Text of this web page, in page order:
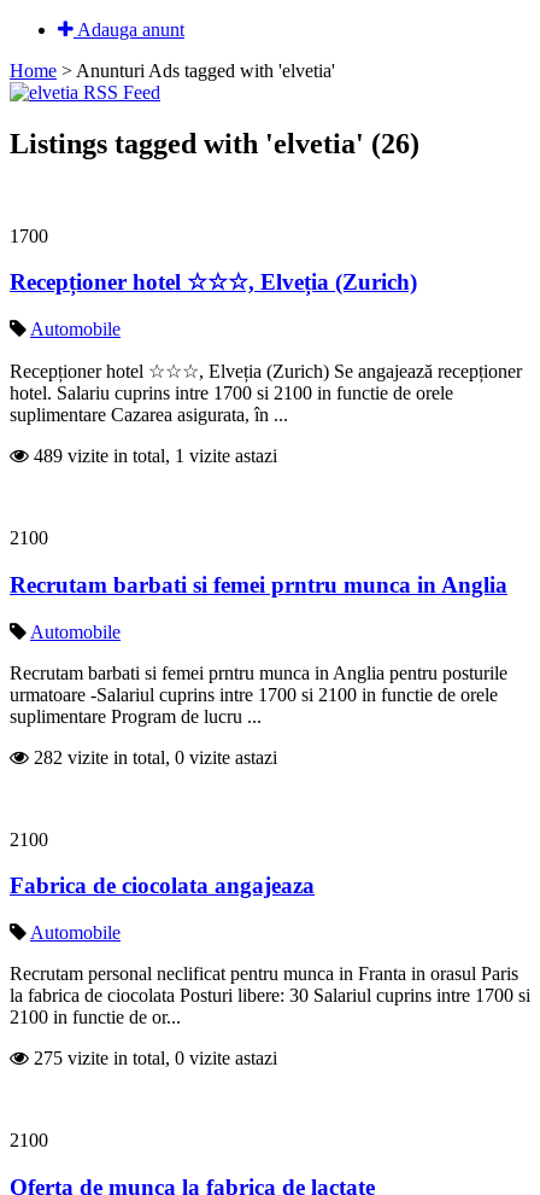
Adauga anunt
Home > Anunturi Ads tagged with 'elvetia'
Listings tagged with 'elvetia' (26)
1700
Recepționer hotel ☆☆☆, Elveția (Zurich)
Automobile
Recepționer hotel ☆☆☆, Elveția (Zurich) Se angajează recepționer
hotel. Salariu cuprins intre 1700 si 2100 in functie de orele
suplimentare Cazarea asigurata, în ...
489 vizite in total, 1 vizite astazi
2100
Recrutam barbati si femei prntru munca in Anglia
Automobile
Recrutam barbati si femei prntru munca in Anglia pentru posturile
urmatoare -Salariul cuprins intre 1700 si 2100 in functie de orele
suplimentare Program de lucru ...
282 vizite in total, 0 vizite astazi
2100
Fabrica de ciocolata angajeaza
Automobile
Recrutam personal neclificat pentru munca in Franta in orasul Paris
la fabrica de ciocolata Posturi libere: 30 Salariul cuprins intre 1700 si
2100 in functie de or...
275 vizite in total, 0 vizite astazi
2100
Oferta de munca la fabrica de lactate